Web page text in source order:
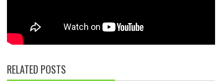
RELATED POSTS